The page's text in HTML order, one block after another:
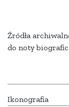
Źródła
do noty
Ikonografia